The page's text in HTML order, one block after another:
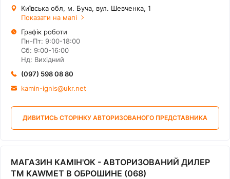
Київська обл, м. Буча, вул. Шевченка, 1
Показати на мапі
Графік роботи
Пн-Пт: 9:00-18:00
Сб: 9:00-16:00
Нд: Вихідний
(097) 598 08 80
kamin-ignis@ukr.net
ДИВИТИСЬ СТОРІНКУ АВТОРИЗОВАНОГО ПРЕДСТАВНИКА
МАГАЗИН КАМІН'ОК - АВТОРИЗОВАНИЙ ДИЛЕР
ТМ KAWMET В ОБРОШИНЕ (068)